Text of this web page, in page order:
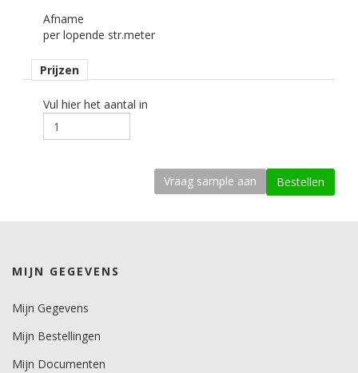
kenmerk belijming
long term removable, transparant, water gebaseerd, micro
gebogen, 2D.
Dikte
0,15.
Minimale aanbrengstemperatuur (°C)
Afname
per lopende str.meter
Prijzen
Vul hier het aantal in
MIJN GEGEVENS
Mijn Gegevens
Mijn Bestellingen
Mijn Documenten